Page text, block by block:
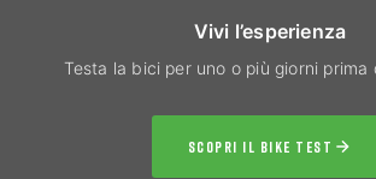
Vivi l’esperienza
Testa la bici per uno o più giorni prima
SCOPRI IL BIKE TEST